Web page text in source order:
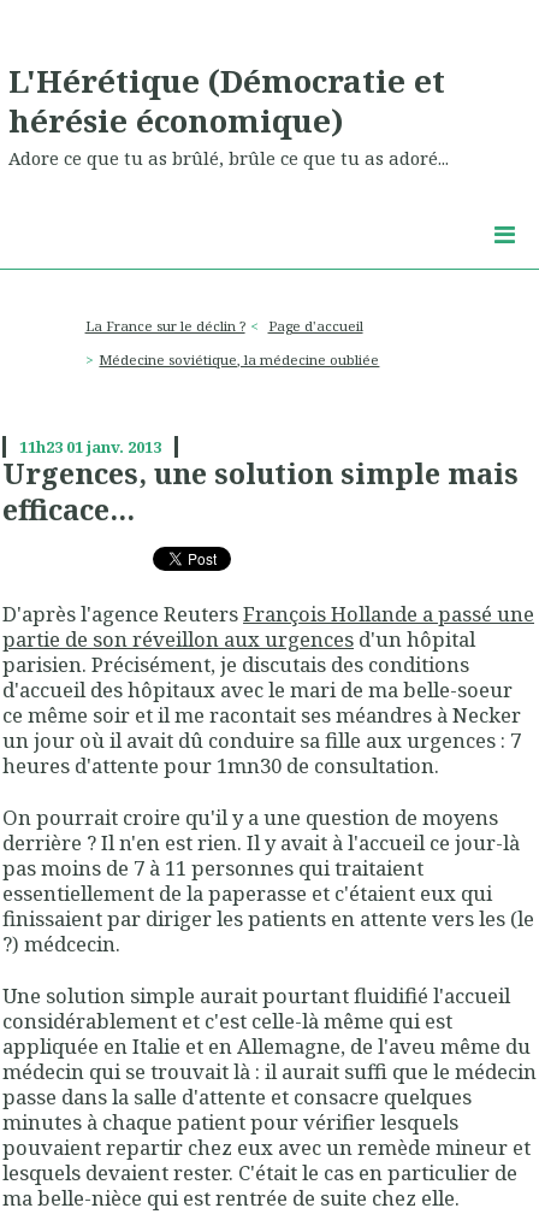
L'Hérétique (Démocratie et
hérésie économique)
Adore ce que tu as brûlé, brûle ce que tu as adoré...
La France sur le déclin ?
Page d'accueil
Médecine soviétique, la médecine oubliée
11h23 01janv. 2013
Urgences, une solution simple mais
efficace...
D'après l'agence ReutersFrançois Hollande a passé une
partie de son réveillon aux urgences d'un hôpital
parisien. Précisément, je discutais des conditions
d'accueil des hôpitaux avec le mari de ma belle-soeur
ce même soir et il me racontait ses méandres à Necker
un jour où il avait dû conduire sa fille aux urgences : 7
heures d'attente pour 1mn30 de consultation.
On pourrait croire qu'il y a une question de moyens
derrière ? Il n'en est rien. Il y avait à l'accueil ce jour-là
pas moins de 7 à 11 personnes qui traitaient
essentiellement de la paperasse et c'étaient eux qui
finissaient par diriger les patients en attente vers les (le
?) médcecin.
Une solution simple aurait pourtant fluidifié l'accueil
considérablement et c'est celle-là même qui est
appliquée en Italie et en Allemagne, de l'aveu même du
médecin qui se trouvait là : il aurait suffi que le médecin
passe dans la salle d'attente et consacre quelques
minutes à chaque patient pour vérifier lesquels
pouvaient repartir chez eux avec un remède mineur et
lesquels devaient rester. C'était le cas en particulier de
ma belle-nièce qui est rentrée de suite chez elle.